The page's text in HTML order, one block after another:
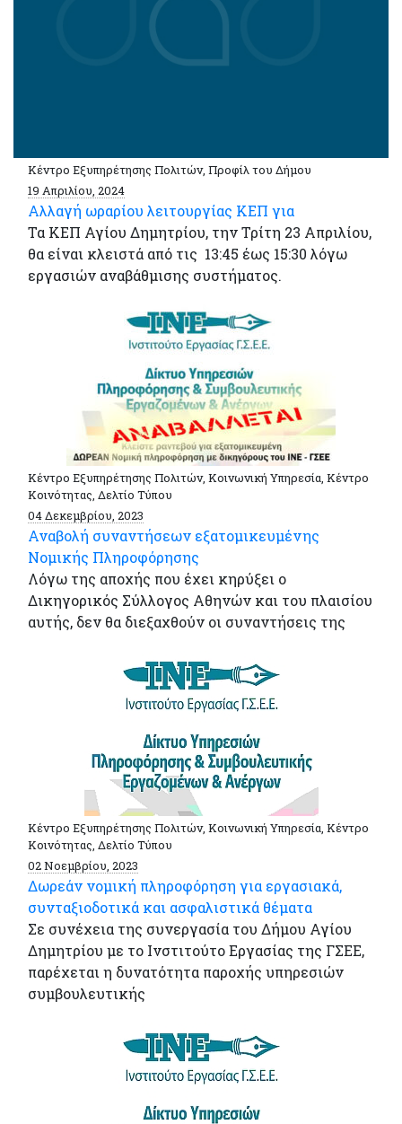
Κέντρο Εξυπηρέτησης Πολιτών, Προφίλ του Δήμου
19 Απριλίου, 2024
Αλλαγή ωραρίου λειτουργίας ΚΕΠ για
Τα ΚΕΠ Αγίου Δημητρίου, την Τρίτη 23 Απριλίου,
θα είναι κλειστά από τις 13:45 έως 15:30 λόγω
εργασιών αναβάθμισης συστήματος.
Κέντρο Εξυπηρέτησης Πολιτών, Κοινωνική Υπηρεσία, Κέντρο
Κοινότητας, Δελτίο Τύπου
04 Δεκεμβρίου, 2023
Αναβολή συναντήσεων εξατομικευμένης
Νομικής Πληροφόρησης
Λόγω της αποχής που έχει κηρύξει ο
Δικηγορικός Σύλλογος Αθηνών και του πλαισίου
αυτής, δεν θα διεξαχθούν οι συναντήσεις της
Κέντρο Εξυπηρέτησης Πολιτών, Κοινωνική Υπηρεσία, Κέντρο
Κοινότητας, Δελτίο Τύπου
02 Νοεμβρίου, 2023
Δωρεάν νομική πληροφόρηση για εργασιακά,
συνταξιοδοτικά και ασφαλιστικά θέματα
Σε συνέχεια της συνεργασία του Δήμου Αγίου
Δημητρίου με το Ινστιτούτο Εργασίας της ΓΣΕΕ,
παρέχεται η δυνατότητα παροχής υπηρεσιών
συμβουλευτικής